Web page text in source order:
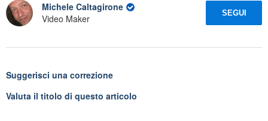
Michele Caltagirone
Video Maker
SEGUI
Suggerisci una correzione
Valuta il titolo di questo articolo